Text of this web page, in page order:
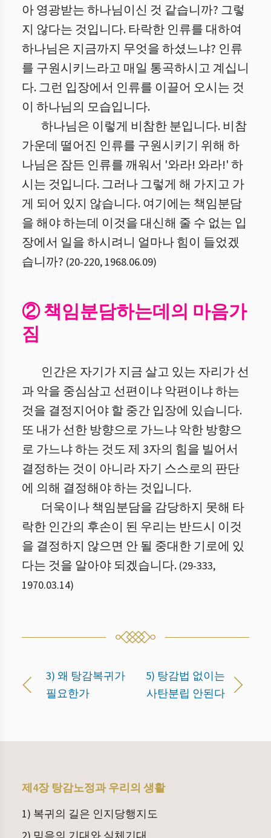
아 영광받는 하나님이신 것 같습니까? 그렇
지 않다는 것입니다. 타락한 인류를 대하여
하나님은 지금까지 무엇을 하셨느냐? 인류
를 구원시키느라고 매일 통곡하시고 계십니
다. 그런 입장에서 인류를 이끌어 오시는 것
이 하나님의 모습입니다.
하나님은 이렇게 비참한 분입니다. 비참
가운데 떨어진 인류를 구원시키기 위해 하
나님은 잠든 인류를 깨워서 '와라! 와라!' 하
시는 것입니다. 그러나 그렇게 해 가지고 가
게 되어 있지 않습니다. 여기에는 책임분담
을 해야 하는데 이것을 대신해 줄 수 없는 입
장에서 일을 하시려니 얼마나 힘이 들었겠
습니까? (20-220, 1968.06.09)
② 책임분담하는데의 마음가
짐
인간은 자기가 지금 살고 있는 자리가 선
과 악을 중심삼고 선편이냐 악편이냐 하는
것을 결정지어야 할 중간 입장에 있습니다.
또 내가 선한 방향으로 가느냐 악한 방향으
로 가느냐 하는 것도 제 3자의 힘을 빌어서
결정하는 것이 아니라 자기 스스로의 판단
에 의해 결정해야 하는 것입니다.
더욱이나 책임분담을 감당하지 못해 타
락한 인간의 후손이 된 우리는 반드시 이것
을 결정하지 않으면 안 될 중대한 기로에 있
다는 것을 알아야 되겠습니다. (29-333,
1970.03.14)
3) 왜 탕감복귀가
필요한가
5) 탕감법 없이는
사탄분립 안된다
제4장 탕감노정과 우리의 생활
1) 복귀의 길은 인지당행지도